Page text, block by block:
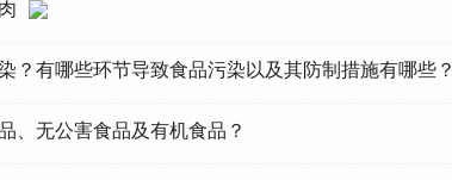
？有哪些环节导致食品污染以及其防制措施有哪些？
、无公害食品及有机食品？